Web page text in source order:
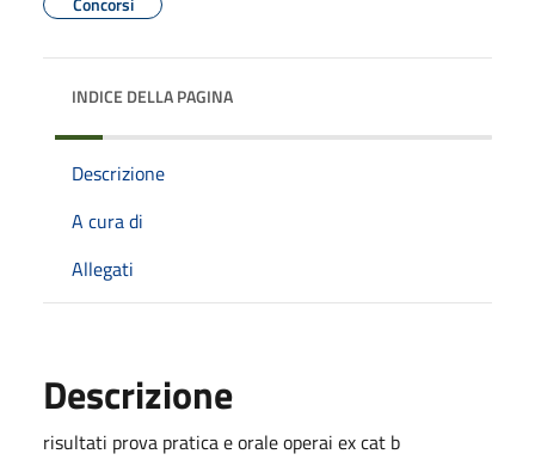
INDICE DELLA PAGINA
Descrizione
A cura di
Allegati
Descrizione
risultati prova pratica e orale operai ex cat b